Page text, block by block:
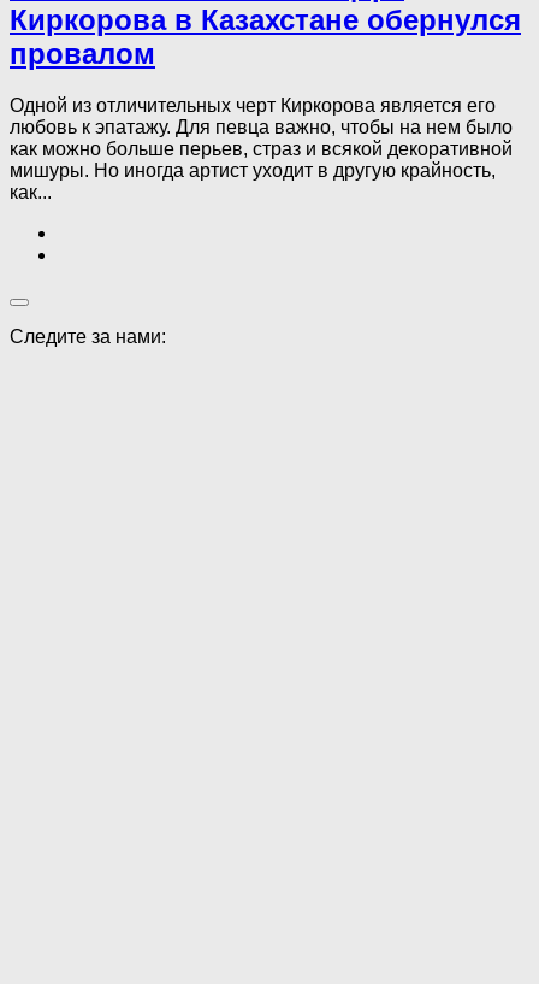
Киркорова в Казахстане обернулся
провалом
Одной из отличительных черт Киркорова является его
любовь к эпатажу. Для певца важно, чтобы на нем было
как можно больше перьев, страз и всякой декоративной
мишуры. Но иногда артист уходит в другую крайность,
как...
Следите за нами: